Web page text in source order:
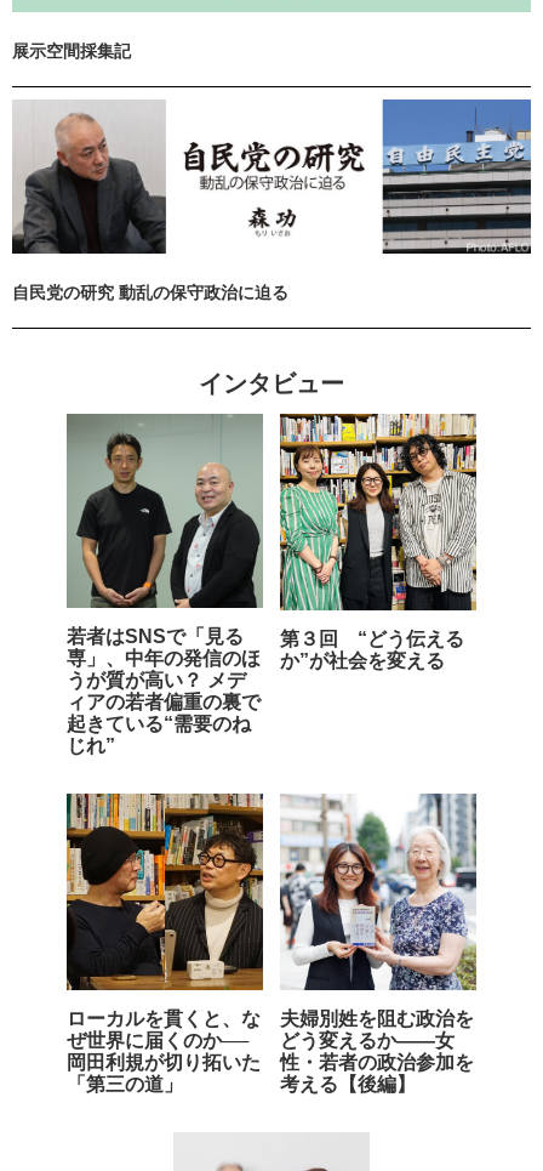
展示空間採集記
自民党の研究 動乱の保守政治に迫る
インタビュー
若者はSNSで「見る
専」、中年の発信のほ
うが質が高い？ メデ
ィアの若者偏重の裏で
起きている“需要のね
じれ”
第３回 “どう伝える
か”が社会を変える
ローカルを貫くと、な
ぜ世界に届くのか──
岡田利規が切り拓いた
「第三の道」
夫婦別姓を阻む政治を
どう変えるか――女
性・若者の政治参加を
考える【後編】